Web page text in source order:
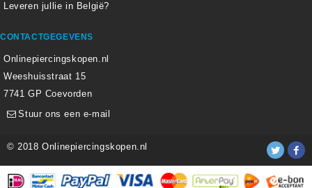
Leveren jullie in België?
CONTACTGEGEVENS
Onlinepiercingskopen.nl
Weeshuisstraat 15
7741 GP Coevorden
Stuur ons een e-mail
© 2018 Onlinepiercingskopen.nl